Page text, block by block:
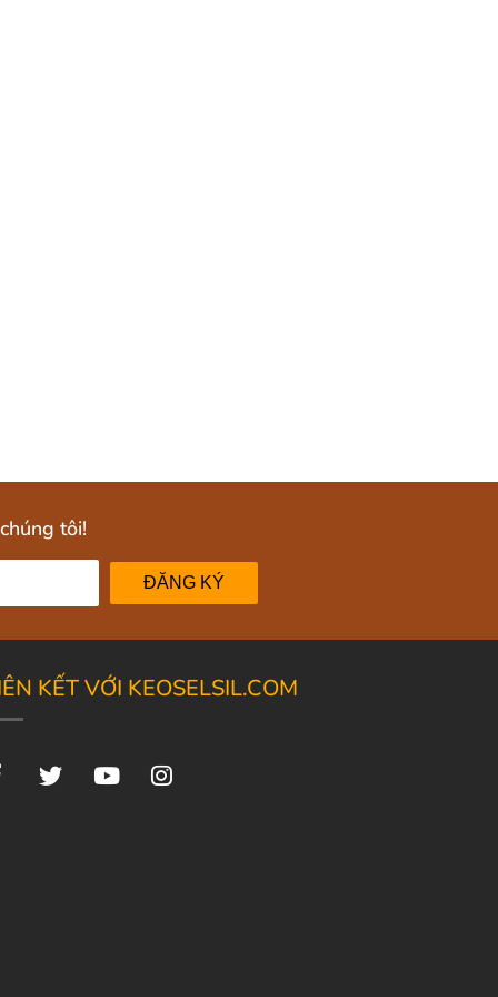
tôi!
ĐĂNG KÝ
KẾT VỚI KEOSELSIL.COM